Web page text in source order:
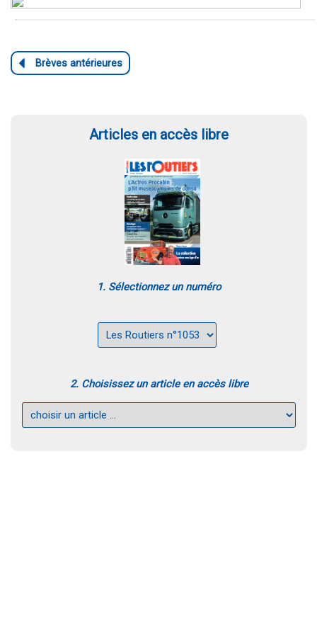
Articles en accès libre
1. Sélectionnez un numéro
2. Choisissez un article en accès libre